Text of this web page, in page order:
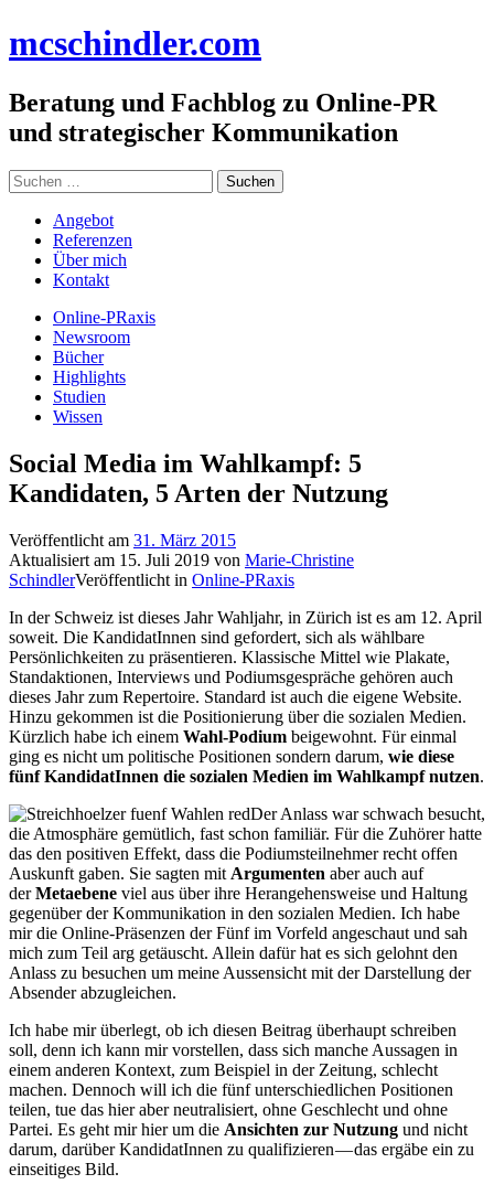
Inhalt
mcschindler.com
Beratung und Fachblog zu Online-PR
und strategischer Kommunikation
Suchen
nach:
Angebot
Referenzen
Über mich
Kontakt
Online-PRaxis
Newsroom
Bücher
Highlights
Studien
Wissen
Social Media im Wahlkampf: 5
Kandidaten, 5 Arten der Nutzung
Veröffentlicht am 31. März 2015
Aktualisiert am 15. Juli 2019 von Marie-Christine
SchindlerVeröffentlicht in Online-PRaxis
In der Schweiz ist dieses Jahr Wahljahr, in Zürich ist es am 12. April
soweit. Die KandidatInnen sind gefordert, sich als wählbare
Persönlichkeiten zu präsentieren. Klassische Mittel wie Plakate,
Standaktionen, Interviews und Podiumsgespräche gehören auch
dieses Jahr zum Repertoire. Standard ist auch die eigene Website.
Hinzu gekommen ist die Positionierung über die sozialen Medien.
Kürzlich habe ich einem Wahl-Podium beigewohnt. Für einmal
ging es nicht um politische Positionen sondern darum, wie diese
fünf KandidatInnen die sozialen Medien im Wahlkampf nutzen.
Der Anlass war schwach besucht,
die Atmosphäre gemütlich, fast schon familiär. Für die Zuhörer hatte
das den positiven Effekt, dass die Podiumsteilnehmer recht offen
Auskunft gaben. Sie sagten mit Argumenten aber auch auf
derMetaebene viel aus über ihre Herangehensweise und Haltung
gegenüber der Kommunikation in den sozialen Medien. Ich habe
mir die Online-Präsenzen der Fünf im Vorfeld angeschaut und sah
mich zum Teil arg getäuscht. Allein dafür hat es sich gelohnt den
Anlass zu besuchen um meine Aussensicht mit der Darstellung der
Absender abzugleichen.
Ich habe mir überlegt, ob ich diesen Beitrag überhaupt schreiben
soll, denn ich kann mir vorstellen, dass sich manche Aussagen in
einem anderen Kontext, zum Beispiel in der Zeitung, schlecht
machen. Dennoch will ich die fünf unterschiedlichen Positionen
teilen, tue das hier aber neutralisiert, ohne Geschlecht und ohne
Partei. Es geht mir hier um die Ansichten zur Nutzung und nicht
darum, darüber KandidatInnen zu qualifizieren — das ergäbe ein zu
einseitiges Bild.